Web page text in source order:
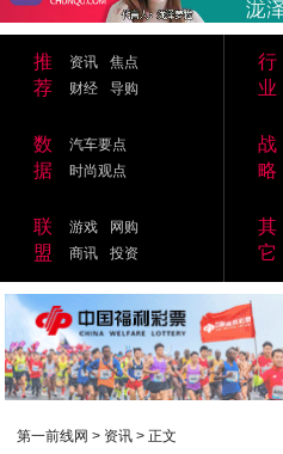
推
荐
资讯
焦点
财经
导购
行
业
数
据
汽车要点
时尚观点
战
略
联
盟
游戏
网购
商讯
投资
其
它
第一前线网 > 资讯 > 正文